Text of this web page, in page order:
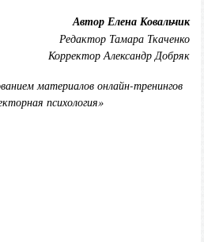
Автор Елена Ковальчик
Редактор Тамара Ткаченко
Корректор Александр Добряк
материалов онлайн-тренингов
психология»